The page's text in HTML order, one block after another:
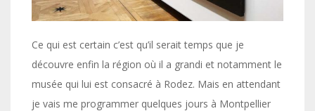
Ce qui est certain c’est qu’il serait temps que je
découvre enfin la région où il a grandi et notamment le
musée qui lui est consacré à Rodez. Mais en attendant
je vais me programmer quelques jours à Montpellier